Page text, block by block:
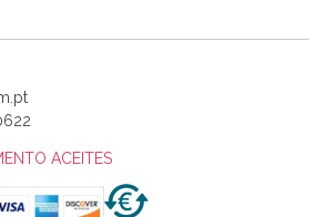
Alexandra Morais
meus tecidos chegaram hoje. Muito
que dá um jeitaço pras minhas linhas
que pões nos tecidos, mas que cheiram
... cheiram! :) Muito Obrigada.
ACEITES